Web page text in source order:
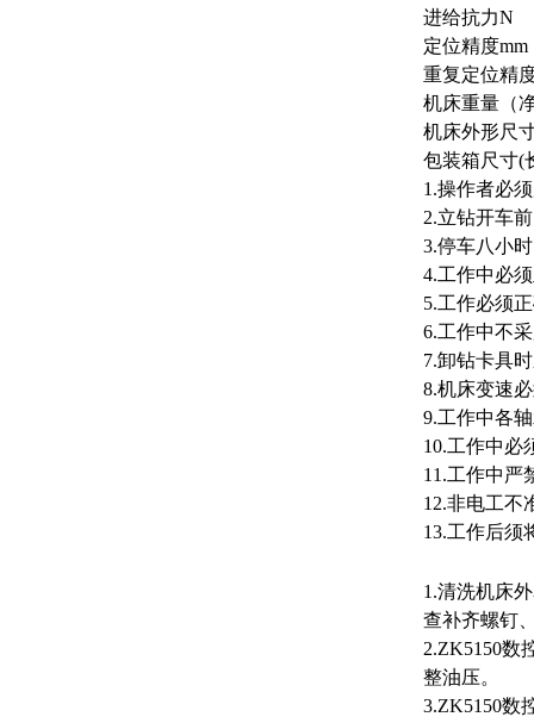
进给抗力N
定位精度mm
重复定位精
机床重量（
机床外形尺
包装箱尺寸(
1 .操作者必
2.立钻开车
3.停车八小
4.工作中必
5.工作必须
6.工作中不
7.卸钻卡具
8.机床变速
9.工作中各
10.工作中必
11 .工作中严
12.非电工不
13.工作后须
1.清洗机床
查补齐螺钉
2.ZK5150数
整油压。
3.ZK5150数